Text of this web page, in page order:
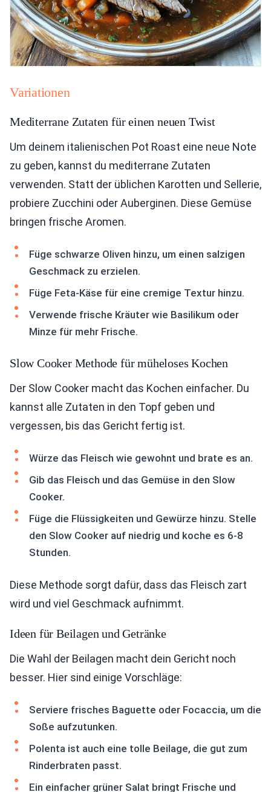
Variationen
Mediterrane Zutaten für einen neuen Twist
Um deinem italienischen Pot Roast eine neue Note
zu geben, kannst du mediterrane Zutaten
verwenden. Statt der üblichen Karotten und Sellerie,
probiere Zucchini oder Auberginen. Diese Gemüse
bringen frische Aromen.
Füge schwarze Oliven hinzu, um einen salzigen
Geschmack zu erzielen.
Füge Feta-Käse für eine cremige Textur hinzu.
Verwende frische Kräuter wie Basilikum oder
Minze für mehr Frische.
Slow Cooker Methode für müheloses Kochen
Der Slow Cooker macht das Kochen einfacher. Du
kannst alle Zutaten in den Topf geben und
vergessen, bis das Gericht fertig ist.
Würze das Fleisch wie gewohnt und brate es an.
Gib das Fleisch und das Gemüse in den Slow
Cooker.
Füge die Flüssigkeiten und Gewürze hinzu. Stelle
den Slow Cooker auf niedrig und koche es 6-8
Stunden.
Diese Methode sorgt dafür, dass das Fleisch zart
wird und viel Geschmack aufnimmt.
Ideen für Beilagen und Getränke
Die Wahl der Beilagen macht dein Gericht noch
besser. Hier sind einige Vorschläge:
Serviere frisches Baguette oder Focaccia, um die
Soße aufzutunken.
Polenta ist auch eine tolle Beilage, die gut zum
Rinderbraten passt.
Ein einfacher grüner Salat bringt Frische und